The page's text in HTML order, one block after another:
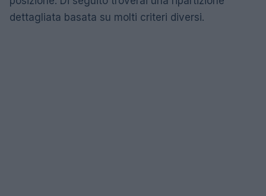
dettagliata basata su molti criteri diversi.